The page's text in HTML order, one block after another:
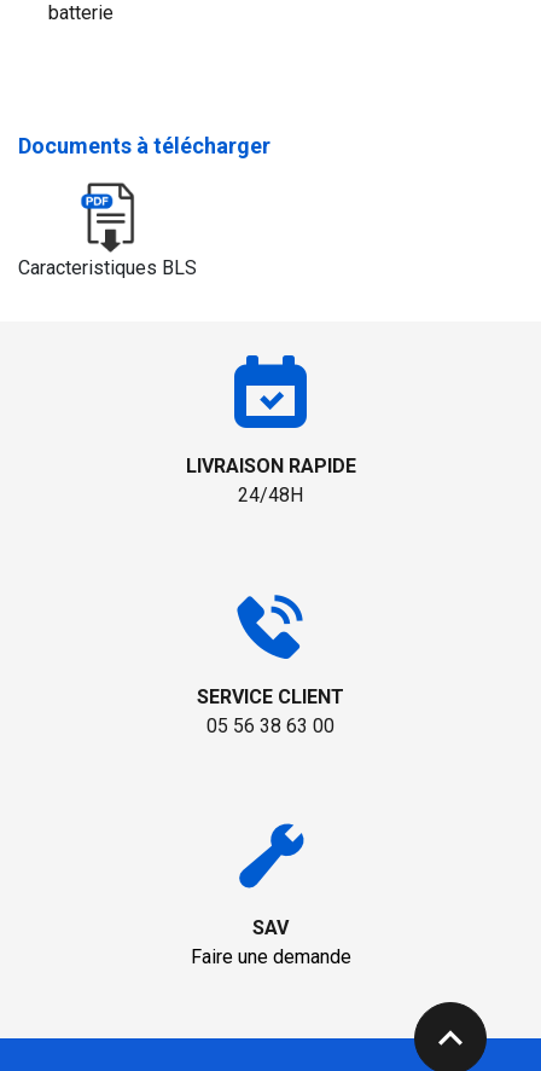
batterie
Documents à télécharger
Caracteristiques BLS
LIVRAISON RAPIDE
24/48H
SERVICE CLIENT
05 56 38 63 00
SAV
Faire une demande
expand_less